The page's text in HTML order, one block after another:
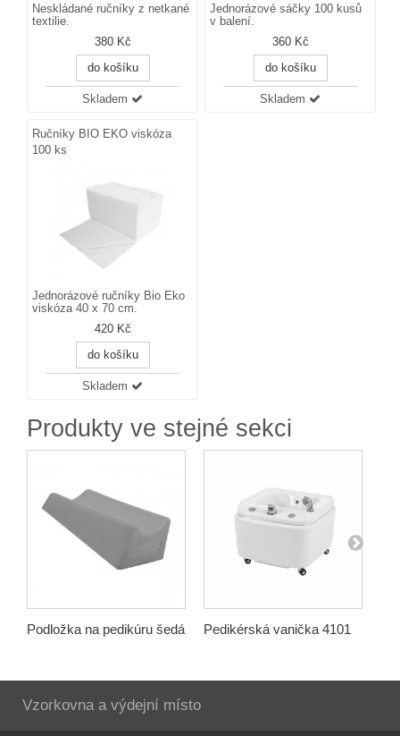
Neskládané ručníky z netkané
textilie.
380 Kč
do košíku
Skladem
Jednorázové sáčky 100 kusů
v balení.
360 Kč
do košíku
Skladem
Ručníky BIO EKO viskóza
100 ks
Jednorázové ručníky Bio Eko
viskóza 40 x 70 cm.
420 Kč
do košíku
Skladem
Produkty ve stejné sekci
Podložka na pedikúru šedá Pedikérská vanička 4101
Vzorkovna a výdejní místo